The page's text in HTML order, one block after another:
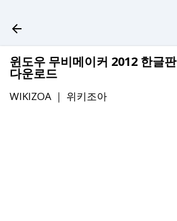
윈도우 무비메이커 2012 한글
다운로드
WIKIZOA ｜ 위키조아